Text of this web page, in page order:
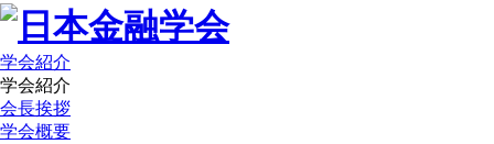
学会紹介
学会紹介
会長挨拶
学会概要